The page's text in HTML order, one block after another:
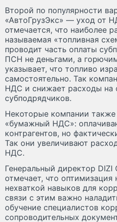
Второй по популярности
«АвтоГрузЭкс» — уход от
отмечается, что наиболее
называемая «топливная
проводит часть оплаты
ПСН не деньгами, а
указывает, что топливо
самостоятельно. Так
НДС и снижает расходы на
субподрядчиков.
Некоторые компании
«бумажный НДС»:
контрагентов, но
Так они увеличивают
НДС.
Генеральный директор DIZI
отмечает, что оптимизация
нехваткой навыков для
связи с этим важно
обучение специалистов
сопроводительных